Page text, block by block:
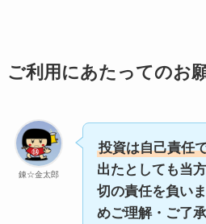
ご利用にあたってのお
錬☆金太郎
投資は自己責任
出たとしても当
切の責任を負い
めご理解・ご了承